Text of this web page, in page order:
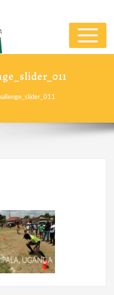
ナ
ビ
ゲ
り
替